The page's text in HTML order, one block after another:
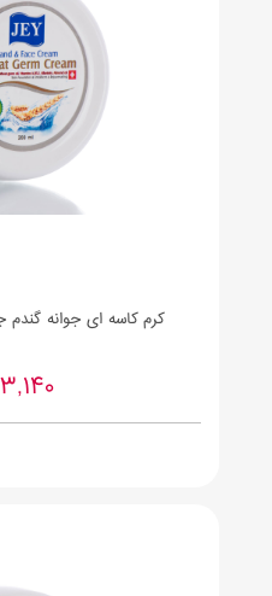
کرم کاسه ای جوانه